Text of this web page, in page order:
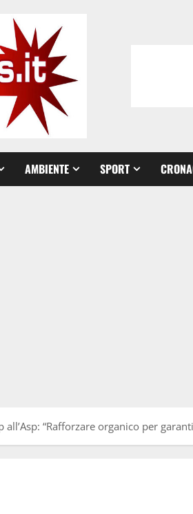
AMBIENTE SPORT
all’Asp: “Rafforzare organico per